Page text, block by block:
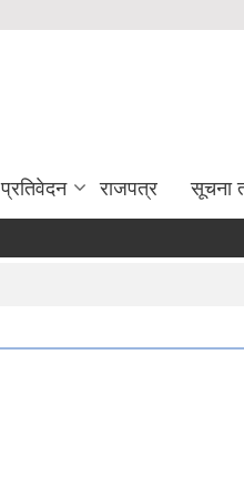
प्रतिवेदन राजपत्र सूचना